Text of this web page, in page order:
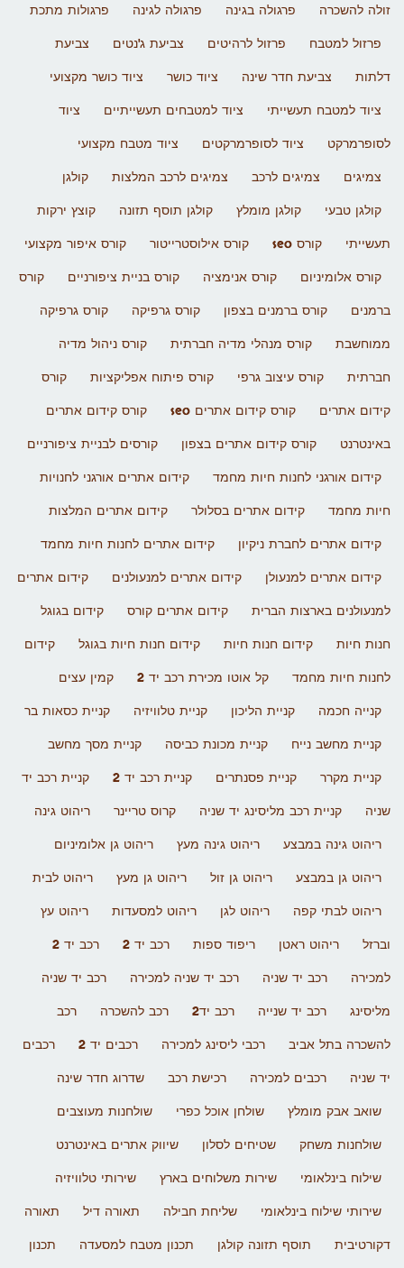
זולה להשכרה
פרגולה בגינה פרגולה לגינה
פרגולות מתכת
פרזול למטבח
פרזול לרהיטים צביעת ג'נטים
צביעת
דלתות
צביעת חדר שינה ציוד כושר
ציוד כושר מקצועי
ציוד למטבח תעשייתי
ציוד למטבחים תעשייתיים
ציוד
לסופרמרקט
ציוד לסופרמרקטים
ציוד מטבח מקצועי
צמיגים
צמיגים לרכב צמיגים לרכב המלצות
קולגן
קולגן טבעי
קולגן מומלץ קולגן תוסף תזונה
קוצץ ירקות
תעשייתי
קורס seo קורס אילוסטרייטור
קורס איפור מקצועי
קורס אלומיניום
קורס אנימציה קורס בניית ציפורניים
קורס
ברמנים
קורס ברמנים בצפון קורס גרפיקה
קורס גרפיקה
ממוחשבת
קורס מנהלי מדיה חברתית
קורס ניהול מדיה
חברתית
קורס עיצוב גרפי קורס פיתוח אפליקציות
קורס
קידום אתרים
קורס קידום אתרים seo
קורס קידום אתרים
באינטרנט
קורס קידום אתרים בצפון
קורסים לבניית ציפורניים
קידום אורגני לחנות חיות מחמד
קידום אתרים אורגני לחנויות
חיות מחמד
קידום אתרים בסלולר
קידום אתרים המלצות
קידום אתרים לחברת ניקיון
קידום אתרים לחנות חיות מחמד
קידום אתרים למנעולן
קידום אתרים למנעולנים
קידום אתרים
למנעולנים בארצות הברית
קידום אתרים קורס
קידום בגוגל
חנות חיות
קידום חנות חיות קידום חנות חיות בגוגל
קידום
לחנות חיות מחמד
קל אוטו מכירת רכב יד 2
קמין עצים
קנייה חכמה
קניית הליכון קניית טלוויזיה
קניית כסאות בר
קניית מחשב נייח
קניית מכונת כביסה
קניית מסך מחשב
קניית מקרר
קניית פסנתרים קניית רכב יד 2
קניית רכב יד
שניה
קניית רכב מליסינג יד שניה קרוס טריינר
ריהוט גינה
ריהוט גינה במבצע
ריהוט גינה מעץ
ריהוט גן אלומיניום
ריהוט גן במבצע
ריהוט גן זול ריהוט גן מעץ
ריהוט לבית
ריהוט לבתי קפה
ריהוט לגן ריהוט למסעדות
ריהוט עץ
וברזל
ריהוט ראטן ריפוד ספות רכב יד 2
רכב יד 2
למכירה
רכב יד שניה רכב יד שניה למכירה
רכב יד שניה
מליסינג
רכב יד שנייה רכב יד2 רכב להשכרה
רכב
להשכרה בתל אביב
רכבי ליסינג למכירה רכבים יד 2
רכבים
יד שניה
רכבים למכירה רכישת רכב
שדרוג חדר שינה
שואב אבק מומלץ
שולחן אוכל כפרי
שולחנות מעוצבים
שולחנות משחק
שטיחים לסלון
שיווק אתרים באינטרנט
שילוח בינלאומי
שירות משלוחים בארץ
שירותי טלוויזיה
שירותי שילוח בינלאומי
שליחת חבילה תאורה דיל
תאורה
דקורטיבית
תוסף תזונה קולגן תכנון מטבח למסעדה
תכנון